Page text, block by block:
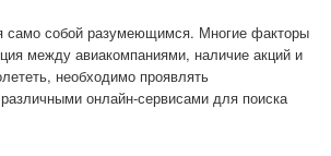
само собой разумеющимся. Многие факторы
между авиакомпаниями, наличие акций и
необходимо проявлять
онлайн-сервисами для поиска